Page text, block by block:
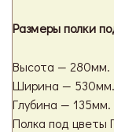
Размеры полки
Высота — 280мм.
Ширина — 530мм.
Глубина — 135мм.
Полка под цветы